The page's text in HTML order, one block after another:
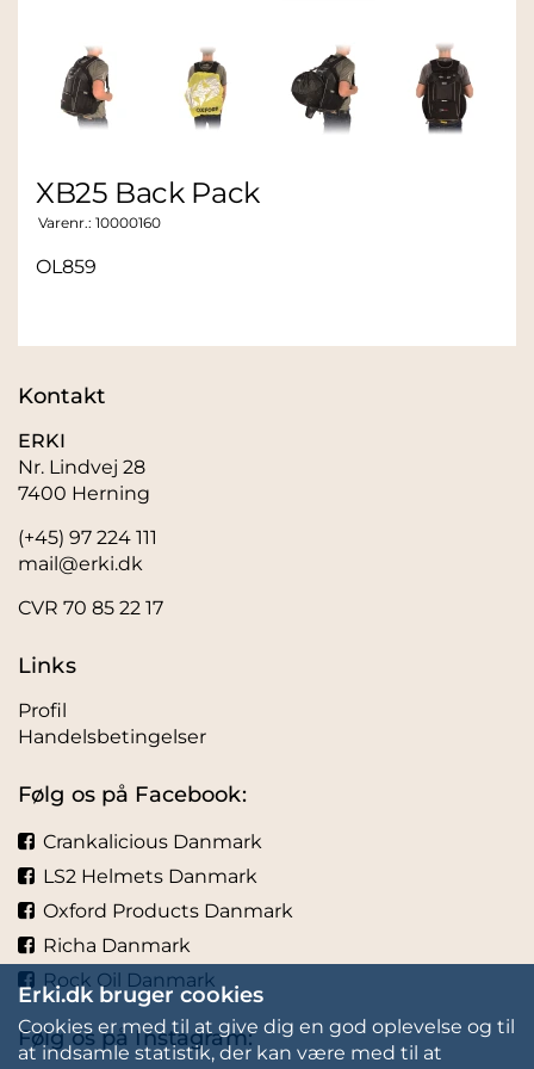
XB25 Back Pack
Varenr.: 10000160
OL859
Kontakt
ERKI
Nr. Lindvej 28
7400 Herning
(+45) 97 224 111
mail@erki.dk
CVR 70 85 22 17
Links
Profil
Handelsbetingelser
Følg os på Facebook:
Crankalicious Danmark
LS2 Helmets Danmark
Oxford Products Danmark
Richa Danmark
Rock Oil Danmark
Følg os på Instagram:
Erki.dk bruger cookies
Cookies er med til at give dig en god oplevelse og til
at indsamle statistik, der kan være med til at